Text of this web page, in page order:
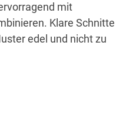
mit
Klare Schnitte
edel und nicht zu